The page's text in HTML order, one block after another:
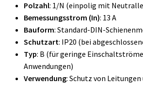
Polzahl: 1/N (einpolig mit
Bemessungsstrom (In): 13 A
Bauform: Standard-DIN-
Schutzart: IP20 (bei
Typ: B (für geringe
Anwendungen)
Verwendung: Schutz von